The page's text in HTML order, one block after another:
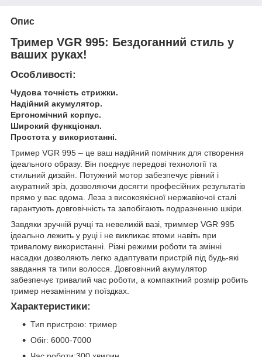
Опис
Тример VGR 995: Бездоганний стиль у
ваших руках!
Особливості:
Чудова точність стрижки.
Надійний акумулятор.
Ергономічний корпус.
Широкий функціонал.
Простота у використанні.
Тример VGR 995 – це ваш надійний помічник для створення
ідеального образу. Він поєднує передові технології та
стильний дизайн. Потужний мотор забезпечує рівний і
акуратний зріз, дозволяючи досягти професійних результатів
прямо у вас вдома. Леза з високоякісної нержавіючої сталі
гарантують довговічність та запобігають подразненню шкіри.
Завдяки зручній ручці та невеликій вазі, триммер VGR 995
ідеально лежить у руці і не викликає втоми навіть при
тривалому використанні. Різні режими роботи та змінні
насадки дозволяють легко адаптувати пристрій під будь-які
завдання та типи волосся. Довговічний акумулятор
забезпечує тривалий час роботи, а компактний розмір робить
тример незамінним у поїздках.
Характеристики:
Тип пристрою: тример
Обіг: 6000-7000